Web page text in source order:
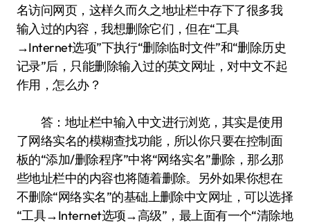
名访问网页，这样久而久之地址栏中存下了很多我
输入过的内容，我想删除它们，但在“工具
→Internet选项”下执行“删除临时文件”和“删除历史
记录”后，只能删除输入过的英文网址，对中文不起
作用，怎么办？
答：地址栏中输入中文进行浏览，其实是使用
了网络实名的模糊查找功能，所以你只要在控制面
板的“添加/删除程序”中将“网络实名”删除，那么那
些地址栏中的内容也将随着删除。另外如果你想在
不删除“网络实名”的基础上删除中文网址，可以选择
“工具→Internet选项→高级”，最上面有一个“清除地